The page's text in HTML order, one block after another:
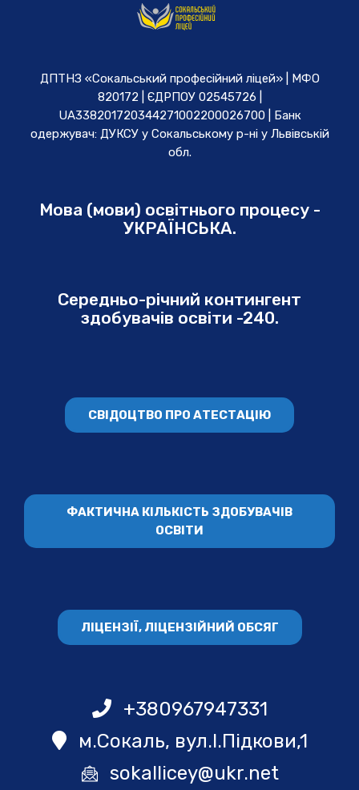
ДПТНЗ «Сокальський професійний ліцей» | МФО
820172 | ЄДРПОУ 02545726 |
UA338201720344271002200026700 | Банк
одержувач: ДУКСУ у Cокальському р-ні у Львівській
обл.
Мова (мови) освітнього процесу -
УКРАЇНСЬКА.
Середньо-річний контингент
здобувачів освіти -240.
СВІДОЦТВО ПРО АТЕСТАЦІЮ
ФАКТИЧНА КІЛЬКІСТЬ ЗДОБУВАЧІВ
ОСВІТИ
ЛІЦЕНЗІЇ, ЛІЦЕНЗІЙНИЙ ОБСЯГ
+380967947331
м.Сокаль, вул.І.Підкови,1
sokallicey@ukr.net